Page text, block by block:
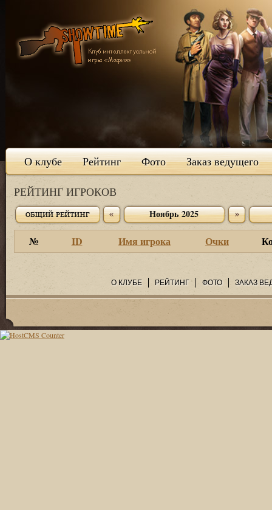
О клубе Рейтинг Фото Заказ ведущего
РЕЙТИНГ ИГРОКОВ
Ноябрь 2025
№ ID Имя игрока Очки
О КЛУБЕ РЕЙТИНГ ФОТО ЗАКАЗ